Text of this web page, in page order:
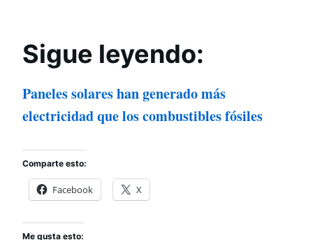
Sigue leyendo:
Paneles solares han generado más
electricidad que los combustibles fósiles
Comparte esto:
Facebook X
Me gusta esto: